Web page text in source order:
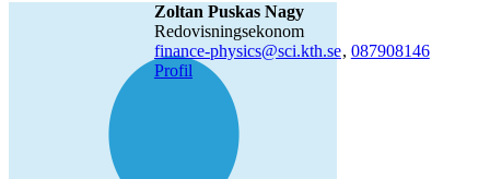
Zoltan Puskas Nagy
redovisningsekonom
finance-physics@sci.kth.se, 087908146
Profil